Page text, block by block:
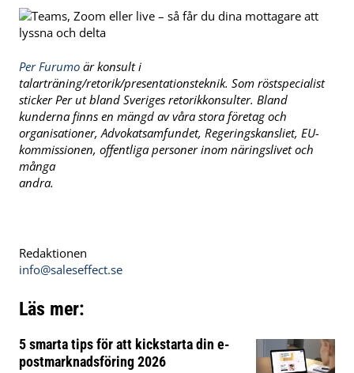
Per Furumo är konsult i
talarträning/retorik/presentationsteknik. Som röstspecialist
sticker Per ut bland Sveriges retorikkonsulter. Bland
kunderna finns en mängd av våra stora företag och
organisationer, Advokatsamfundet, Regeringskansliet, EU-
kommissionen, offentliga personer inom näringslivet och
många
Redaktionen
info@saleseffect.se
Läs mer:
5 smarta tips för att kickstarta din e-
postmarknadsföring 2026